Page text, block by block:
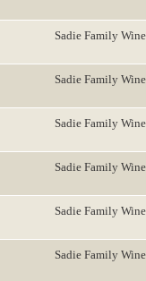
Sadie Family
Sadie Family
Sadie Family
Sadie Family
Sadie Family
Sadie Family